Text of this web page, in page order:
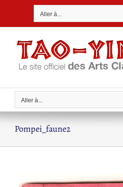
Aller à...
Aller à...
Pompei_faune2